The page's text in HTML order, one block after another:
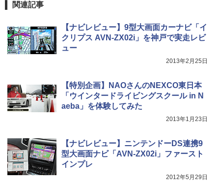
関連記事
【ナビレビュー】9型大画面カーナビ「イ
クリプス AVN-ZX02i」を神戸で実走レビ
ュー
2013年2月25日
【特別企画】NAOさんのNEXCO東日本
「ウインタードライビングスクール in N
aeba」を体験してみた
2013年1月23日
【ナビレビュー】ニンテンドーDS連携9
型大画面ナビ「AVN-ZX02i」ファースト
インプレ
2012年5月29日